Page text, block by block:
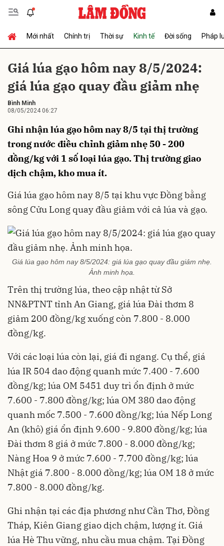
Mới nhất Chính trị Thời sự Kinh tế Đời sống Pháp
Giá lúa gạo hôm nay 8/5/2024:
giá lúa gạo quay đầu giảm nhẹ
Bình Minh
08/05/2024 06:27
Ghi nhận lúa gạo hôm nay 8/5 tại thị trường
trong nước điều chỉnh giảm nhẹ 50 - 200
đồng/kg với 1 số loại lúa gạo. Thị trường giao
dịch chậm, kho mua ít.
Giá lúa gạo hôm nay 8/5 tại khu vực Đồng bằng
sông Cửu Long quay đầu giảm với cả lúa và gạo.
Giá lúa gạo hôm nay 8/5/2024: giá lúa gạo quay đầu giảm nhẹ.
Ảnh minh họa.
Trên thị trường lúa, theo cập nhật từ Sở
NN&PTNT tỉnh An Giang, giá lúa Đài thơm 8
giảm 200 đồng/kg xuống còn 7.800 - 8.000
đồng/kg.
Với các loại lúa còn lại, giá đi ngang. Cụ thể, giá
lúa IR 504 dao động quanh mức 7.400 - 7.600
đồng/kg; lúa OM 5451 duy trì ổn định ở mức
7.600 - 7.800 đồng/kg; lúa OM 380 dao động
quanh mốc 7.500 - 7.600 đồng/kg; lúa Nếp Long
An (khô) giá ổn định 9.600 - 9.800 đồng/kg; lúa
Đài thơm 8 giá ở mức 7.800 - 8.000 đồng/kg;
Nàng Hoa 9 ở mức 7.600 - 7.700 đồng/kg; lúa
Nhật giá 7.800 - 8.000 đồng/kg; lúa OM 18 ở mức
7.800 - 8.000 đồng/kg.
Ghi nhận tại các địa phương như Cần Thơ, Đồng
Tháp, Kiên Giang giao dịch chậm, lượng ít. Giá
lúa Hè Thu vững, nhu cầu mua chậm. Tại Đồng
Gửi bình luận
Hủy